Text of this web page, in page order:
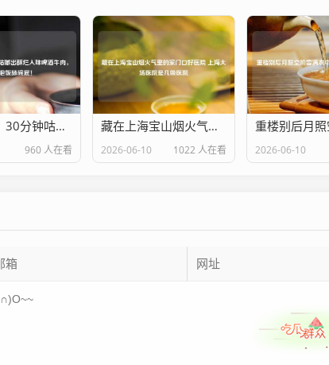
暖冬必备！30分钟咕嘟出酥烂入味啤酒牛肉，汤汁泡饭舔碗底！
960 人在看
藏在上海宝山烟火气里的家门口好医院 上海大场医院是几级医院
2026-06-10 1022 人在看 2026-06-10